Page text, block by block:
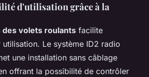
d'utilisation grâce à la
volets roulants facilite
Le système ID2 radio
une installation sans câblage
offrant la possibilité de contrôler